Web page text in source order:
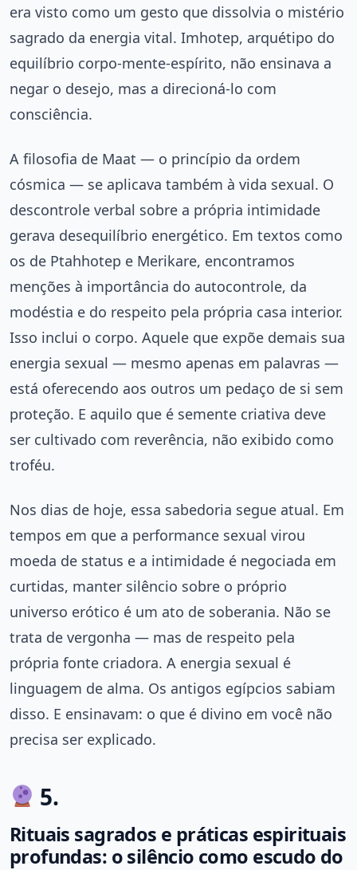
era visto como um gesto que dissolvia o mistério
sagrado da energia vital. Imhotep, arquétipo do
equilíbrio corpo‑mente‑espírito, não ensinava a
negar o desejo, mas a direcioná-lo com
consciência.
A filosofia de Maat — o princípio da ordem
cósmica — se aplicava também à vida sexual. O
descontrole verbal sobre a própria intimidade
gerava desequilíbrio energético. Em textos como
os de Ptahhotep e Merikare, encontramos
menções à importância do autocontrole, da
modéstia e do respeito pela própria casa interior.
Isso inclui o corpo. Aquele que expõe demais sua
energia sexual — mesmo apenas em palavras —
está oferecendo aos outros um pedaço de si sem
proteção. E aquilo que é semente criativa deve
ser cultivado com reverência, não exibido como
troféu.
Nos dias de hoje, essa sabedoria segue atual. Em
tempos em que a performance sexual virou
moeda de status e a intimidade é negociada em
curtidas, manter silêncio sobre o próprio
universo erótico é um ato de soberania. Não se
trata de vergonha — mas de respeito pela
própria fonte criadora. A energia sexual é
linguagem de alma. Os antigos egípcios sabiam
disso. E ensinavam: o que é divino em você não
precisa ser explicado.
5.
Rituais sagrados e práticas espirituais
profundas: o silêncio como escudo do